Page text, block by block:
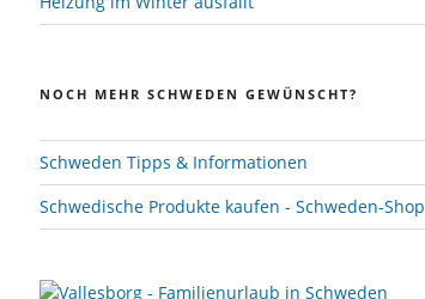
NOCH MEHR SCHWEDEN GEWÜNSCHT?
Schweden Tipps & Informationen
Schwedische Produkte kaufen - Schweden-Shop